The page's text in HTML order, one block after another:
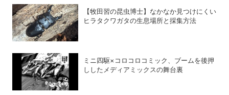
【牧田習の昆虫博士】なかなか見つけにくい
ヒラタクワガタの生息場所と採集方法
ミニ四駆×コロコロコミック、ブームを後押
ししたメディアミックスの舞台裏